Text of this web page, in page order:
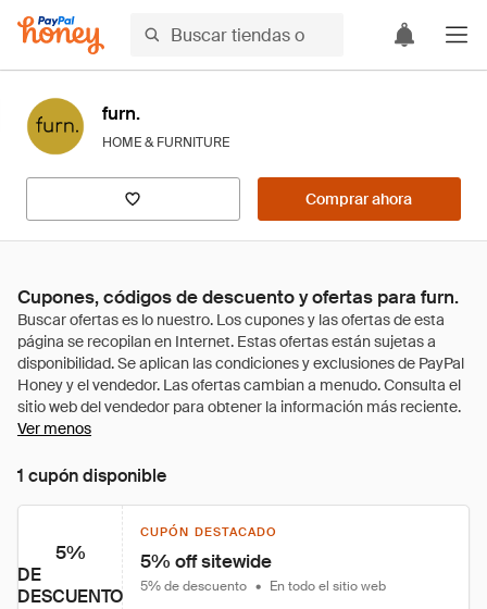
furn.
HOME & FURNITURE
Comprar ahora
Cupones, códigos de descuento y ofertas para furn.
Ver menos
1 cupón disponible
5%
DE
DESCUENTO
CUPÓN DESTACADO
5% off sitewide
5% de descuento • En todo el sitio web